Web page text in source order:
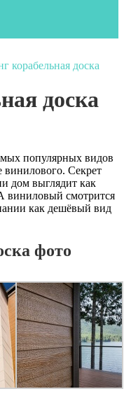
корабельная доска
доска
популярных видов
винилового. Секрет
дом выглядит как
виниловый смотрится
как дешёвый вид
фото